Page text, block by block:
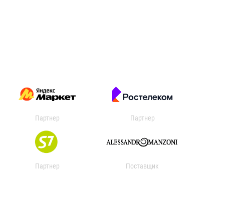
Партнер Партнер
Партнер Поставщик